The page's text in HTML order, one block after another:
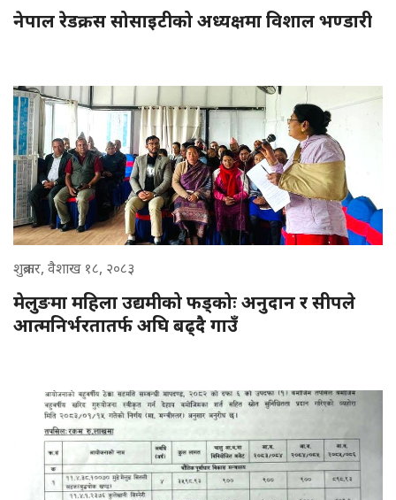
नेपाल रेडक्रस सोसाइटीको अध्यक्षमा विशाल भण्डारी
शुक्रबार, वैशाख १८, २०८३
मेलुङमा महिला उद्यमीको फड्कोः अनुदान र सीपले
आत्मनिर्भरतातर्फ अघि बढ्दै गाउँ